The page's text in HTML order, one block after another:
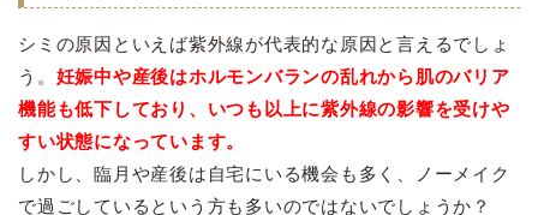
シミの原因といえば紫外線が代表的な原因と言えるでしょ
う。 妊娠中や産後はホルモンバランの乱れから肌のバリア
機能も低下しており、いつも以上に紫外線の影響を受けや
すい状態になっています。
しかし、臨月や産後は自宅にいる機会も多く、ノーメイク
で過ごしているという方も多いのではないでしょうか？